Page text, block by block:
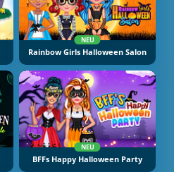
NEU
Rainbow Girls Halloween Salon
NEU
BFFs Happy Halloween Party